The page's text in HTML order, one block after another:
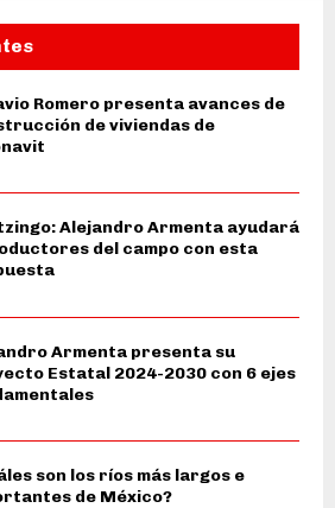
Romero presenta avances de
de viviendas de
Alejandro Armenta ayudará
del campo con esta
Armenta presenta su
Estatal 2024-2030 con 6 ejes
son los ríos más largos e
de México?